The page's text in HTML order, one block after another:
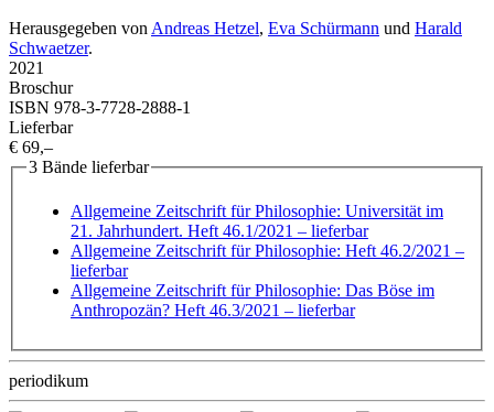
Herausgegeben von Andreas Hetzel, Eva Schürmann und Harald
Schwaetzer.
2021
Broschur
ISBN 978-3-7728-2888-1
Lieferbar
€ 69,–
3 Bände lieferbar
Allgemeine Zeitschrift für Philosophie: Universität im
21. Jahrhundert. Heft 46.1/2021 – lieferbar
Allgemeine Zeitschrift für Philosophie: Heft 46.2/2021 –
lieferbar
Allgemeine Zeitschrift für Philosophie: Das Böse im
Anthropozän? Heft 46.3/2021 – lieferbar
periodikum